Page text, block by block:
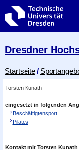
Dresdner
Breadcrumb-Menü
Startseite
Torsten Kunath
eingesetzt in folgenden
Beschäftigtensport
Pilates
Kontakt mit Torsten Kunath